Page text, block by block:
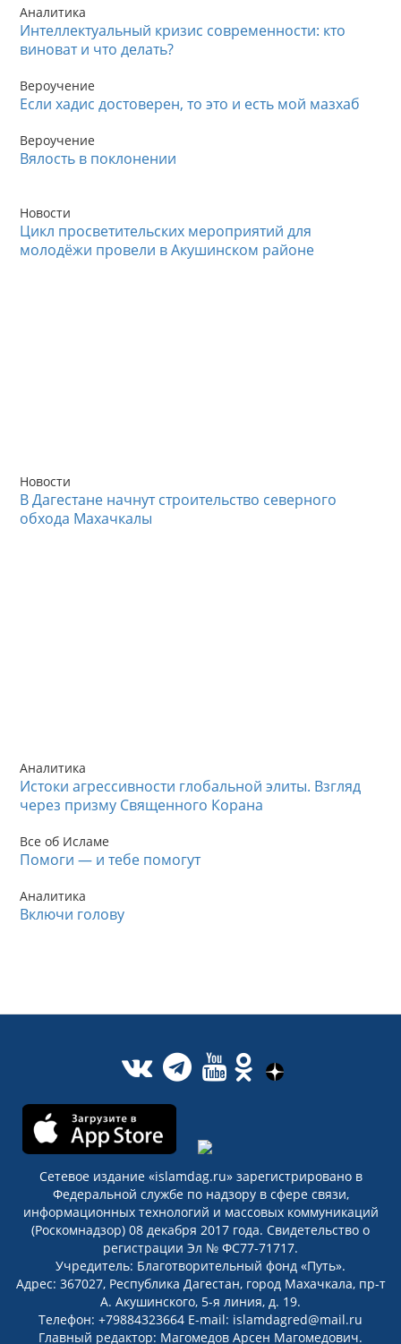
Аналитика
Интеллектуальный кризис современности: кто
виноват и что делать?
Вероучение
Если хадис достоверен, то это и есть мой мазхаб
Вероучение
Вялость в поклонении
Новости
Цикл просветительских мероприятий для
молодёжи провели в Акушинском районе
Новости
В Дагестане начнут строительство северного
обхода Махачкалы
Аналитика
Истоки агрессивности глобальной элиты. Взгляд
через призму Священного Корана
Все об Исламе
Помоги — и тебе помогут
Аналитика
Включи голову
Сетевое издание «islamdag.ru» зарегистрировано в
Федеральной службе по надзору в сфере связи,
информационных технологий и массовых коммуникаций
(Роскомнадзор) 08 декабря 2017 года. Свидетельство о
регистрации Эл № ФС77-71717.
Учредитель: Благотворительный фонд «Путь».
Адрес: 367027, Республика Дагестан, город Махачкала, пр-т
А. Акушинского, 5-я линия, д. 19.
Телефон: +79884323664 E-mail: islamdagred@mail.ru
Главный редактор: Магомедов Арсен Магомедович.